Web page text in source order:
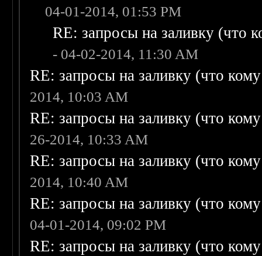
04-01-2014, 01:53 PM
RE: запросы на заливку (что
- 04-02-2014, 11:30 AM
RE: запросы на заливку (что
2014, 10:03 AM
RE: запросы на заливку (что
26-2014, 10:33 AM
RE: запросы на заливку (что
2014, 10:40 AM
RE: запросы на заливку (что
04-01-2014, 09:02 PM
RE: запросы на заливку (что